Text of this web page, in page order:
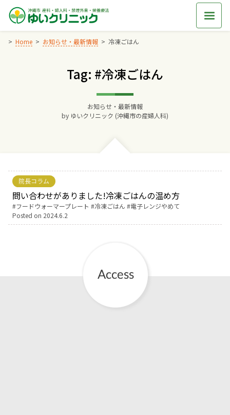
Skip
content
Home お知らせ・最新情報 冷凍ごはん
Tag: #冷凍ごはん
お知らせ・最新情報
by ゆいクリニック (沖縄市の産婦人科)
院長コラム
問い合わせがありました!冷凍ごはんの温め方
Tags:
フードウォーマープレート 冷凍ごはん
電子レンジやめて
Posted on 2024.6.2
Home
交通アクセス
診療料金
妊婦健診
親と子の結びつき支援
母乳育児